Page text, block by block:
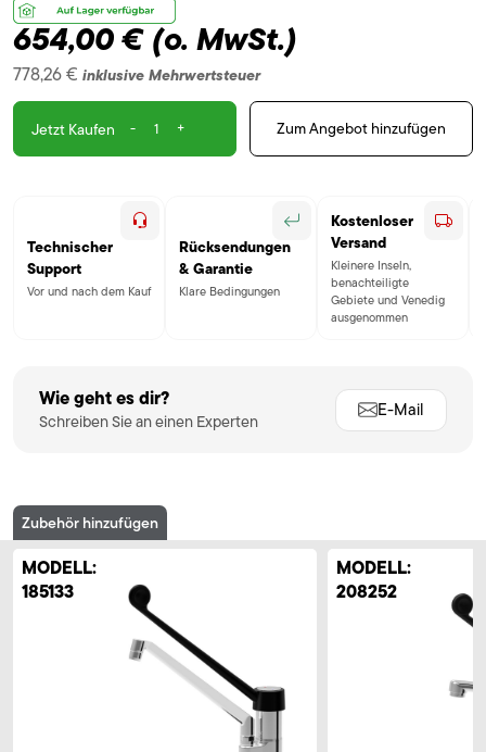
654,00 €(o. MwSt.)
778,26 € inklusive Mehrwertsteuer
Jetzt Kaufen - + Zum Angebot hinzufügen
Technischer
Support
Vor und nach dem Kauf
Rücksendungen
& Garantie
Klare Bedingungen
Kostenloser
Versand
Kleinere Inseln,
benachteiligte
Gebiete und Venedig
ausgenommen
Wie geht es dir?
Schreiben Sie an einen Experten
E-Mail
Zubehör hinzufügen
MODELL:
185133
MODELL:
208252